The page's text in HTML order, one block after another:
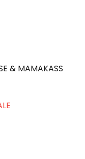
& MAMAKASS